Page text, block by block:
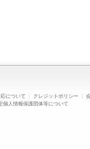
について | クレジットポリシー |
個人情報保護団体等について